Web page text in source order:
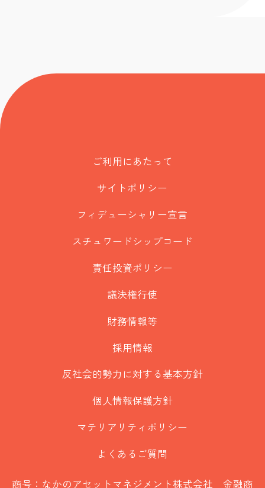
ご利用にあたって
サイトポリシー
フィデューシャリー宣言
スチュワードシップコード
責任投資ポリシー
議決権行使
財務情報等
採用情報
反社会的勢力に対する基本方針
個人情報保護方針
マテリアリティポリシー
よくあるご質問
商号：なかのアセットマネジメント株式会社 金融商